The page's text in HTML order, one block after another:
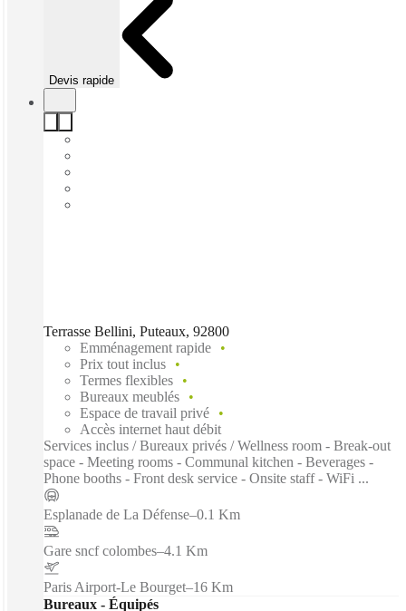
Devis rapide
Terrasse Bellini, Puteaux, 92800
Emménagement rapide
Prix tout inclus
Termes flexibles
Bureaux meublés
Espace de travail privé
Accès internet haut débit
Services inclus / Bureaux privés / Wellness room - Break-out
space - Meeting rooms - Communal kitchen - Beverages -
Phone booths - Front desk service - Onsite staff - WiFi ...
Esplanade de La Défense–0.1 Km
Gare sncf colombes–4.1 Km
Paris Airport-Le Bourget–16 Km
Bureaux - Équipés